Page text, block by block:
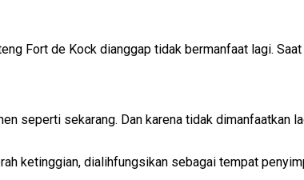
Fort de Kock dianggap tidak bermanfaat lagi.
seperti sekarang. Dan karena tidak dimanfaatkan
ketinggian, dialihfungsikan sebagai tempat